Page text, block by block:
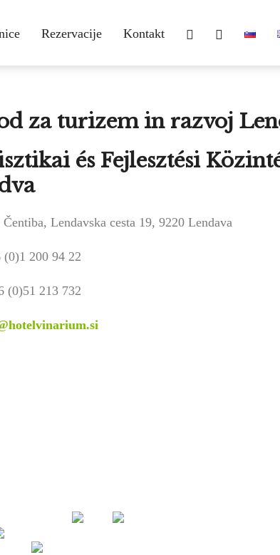
Rezervacije Kontakt
za turizem in razvoj
és Fejlesztési
Čentiba, Lendavska cesta 19, 9220 Lendava
(0)1 200 94 22
(0)51 213 732